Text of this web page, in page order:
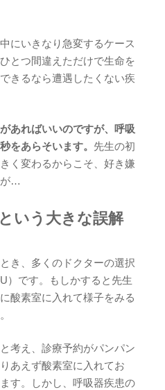
にいきなり急変するケース
とつ間違えただけで生命を
きるなら遭遇したくない疾
あればいいのですが、呼吸
をあらそいます。 先生の初
く変わるからこそ、好き嫌
が…
いう大きな誤解
き、多くのドクターの選択
）です。もしかすると先生
酸素室に入れて様子をみる
と考え、診療予約がパンパン
あえず酸素室に入れてお
す。しかし、呼吸器疾患の